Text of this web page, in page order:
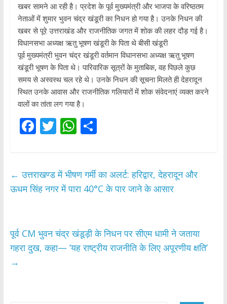
खबर सामने आ रही है। प्रदेश के पूर्व मुख्यमंत्री और भाजपा के वरिष्ठतम
नेताओं में शुमार भुवन चंद्र खंडूरी का निधन हो गया है। उनके निधन की
खबर से पूरे उत्तराखंड और राजनीतिक जगत में शोक की लहर दौड़ गई है।
​विधानसभा अध्यक्ष ऋतु भूषण खंडूरी के पिता थे बीसी खंडूरी
​पूर्व मुख्यमंत्री भुवन चंद्र खंडूरी वर्तमान विधानसभा अध्यक्ष ऋतु भूषण
खंडूरी भूषण के पिता थे। पारिवारिक सूत्रों के मुताबिक, वह पिछले कुछ
समय से अस्वस्थ चल रहे थे। उनके निधन की सूचना मिलते ही देहरादून
स्थित उनके आवास और राजनीतिक गलियारों में शोक संवेदनाएं व्यक्त करने
वालों का तांता लग गया है।
F
b
o
T
er
W
s
A
p
S
e
← उत्तराखण्ड में भीषण गर्मी का अलर्ट: हरिद्वार, देहरादून और
ऊधम सिंह नगर में पारा 40°C के पार जाने के आसार
पूर्व CM भुवन चंद्र खंडूड़ी के निधन पर सीएम धामी ने जताया
गहरा दुख, कहा— ‘यह राष्ट्रीय राजनीति के लिए अपूरणीय क्षति’
→